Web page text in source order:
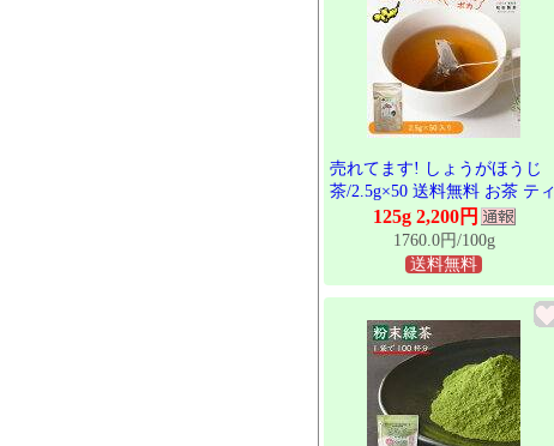
売れてます! しょうがほうじ
茶/2.5g×50 送料無料 お茶 ティ
ーバッグ 茨城県 猿島茶 さし
ま茶 おすすめ品 TBG-061
125g 2,200円
1760.0円/100g
送料無料